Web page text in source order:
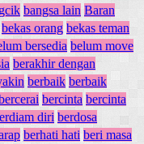
bangsa lain Baran
bekas orang bekas teman
bersedia belum move
berakhir dengan
berbaik berbaik
bercinta bercinta
diri berdosa
berhati hati beri masa